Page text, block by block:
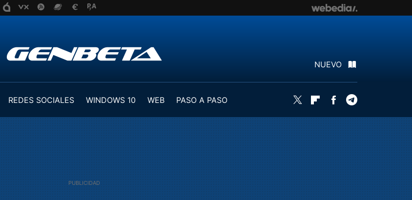
NUEVO
REDES SOCIALES WINDOWS 10 WEB
PASO A PASO
Twitter FlipboardFacebook